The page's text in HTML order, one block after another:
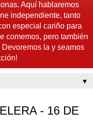
Aquí hablaremos
independiente, tanto
especial cariño para
comemos, pero también
la y seamos
▼
- 16 DE